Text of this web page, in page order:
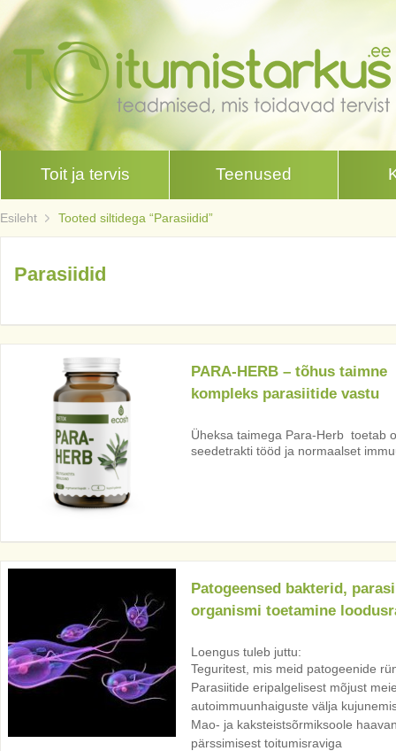
Toit ja tervis Teenused
Esileht Tooted siltidega “Parasiidid”
Parasiidid
PARA-HERB – tõhus taimne
kompleks parasiitide vastu
Üheksa taimega Para-Herb toetab
seedetrakti tööd ja normaalset
Patogeensed bakterid,
organismi toetamine
Loengus tuleb juttu:
Teguritest, mis meid patogeenide
Parasiitide eripalgelisest mõjust
autoimmuunhaiguste välja
Mao- ja kaksteistsõrmiksoole
pärssimisest toitumisraviga